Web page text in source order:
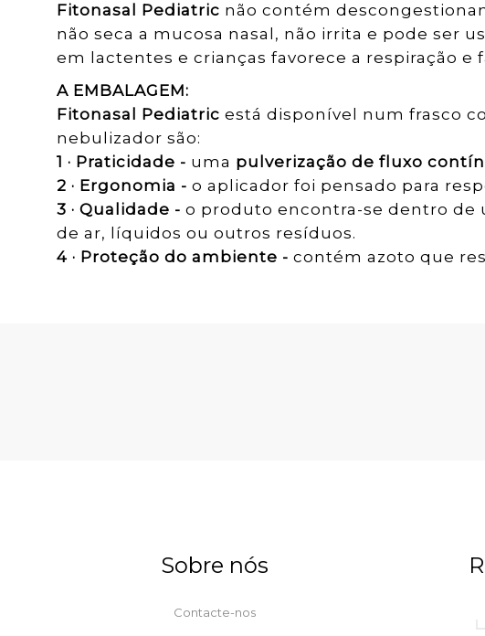
Fitonasal Pediatric não contém
não seca a mucosa nasal, não irrita e pode ser
em lactentes e crianças favorece a respiração e
A EMBALAGEM:
Fitonasal Pediatric está disponível num frasco
nebulizador são:
1 · Praticidade - uma pulverização de fluxo
2 · Ergonomia - o aplicador foi pensado para
3 · Qualidade - o produto encontra-se dentro de
de ar, líquidos ou outros resíduos.
4 · Proteção do ambiente - contém azoto que
Sobre nós
Contacte-nos